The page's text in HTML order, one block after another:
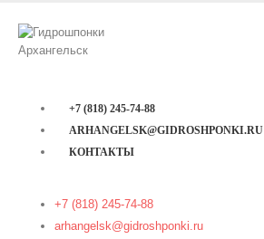
+7 (818) 245-74-88
ARHANGELSK@GIDROSHPONKI.RU
КОНТАКТЫ
+7 (818) 245-74-88
arhangelsk@gidroshponki.ru